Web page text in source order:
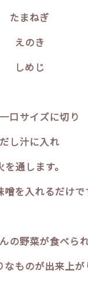
たまねぎ
えのき
しめじ
口サイズに切り
だし汁に入れ
を通します。
噌を入れるだけ
の野菜が食べら
なものが出来上